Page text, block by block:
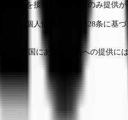
連携を接続した場合にのみ提供
は、個人情報保護法第28条に基
う外国にある第三者への提供に